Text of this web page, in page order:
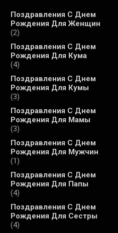
Поздравления С Днем
Рождения Для Женщин
(2)
Поздравления С Днем
Рождения Для Кума
(4)
Поздравления С Днем
Рождения Для Кумы
(3)
Поздравления С Днем
Рождения Для Мамы
(3)
Поздравления С Днем
Рождения Для Мужчин
(1)
Поздравления С Днем
Рождения Для Папы
(4)
Поздравления С Днем
Рождения Для Сестры
(4)